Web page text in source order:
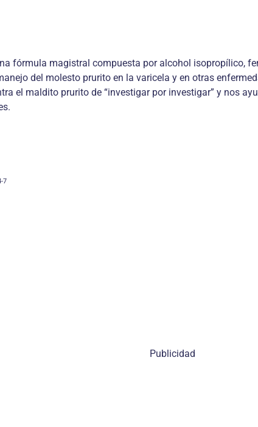
fórmula magistral compuesta por alcohol isopropílico,
del molesto prurito en la varicela y en otras
el maldito prurito de “investigar por investigar” y nos
7
Publicidad